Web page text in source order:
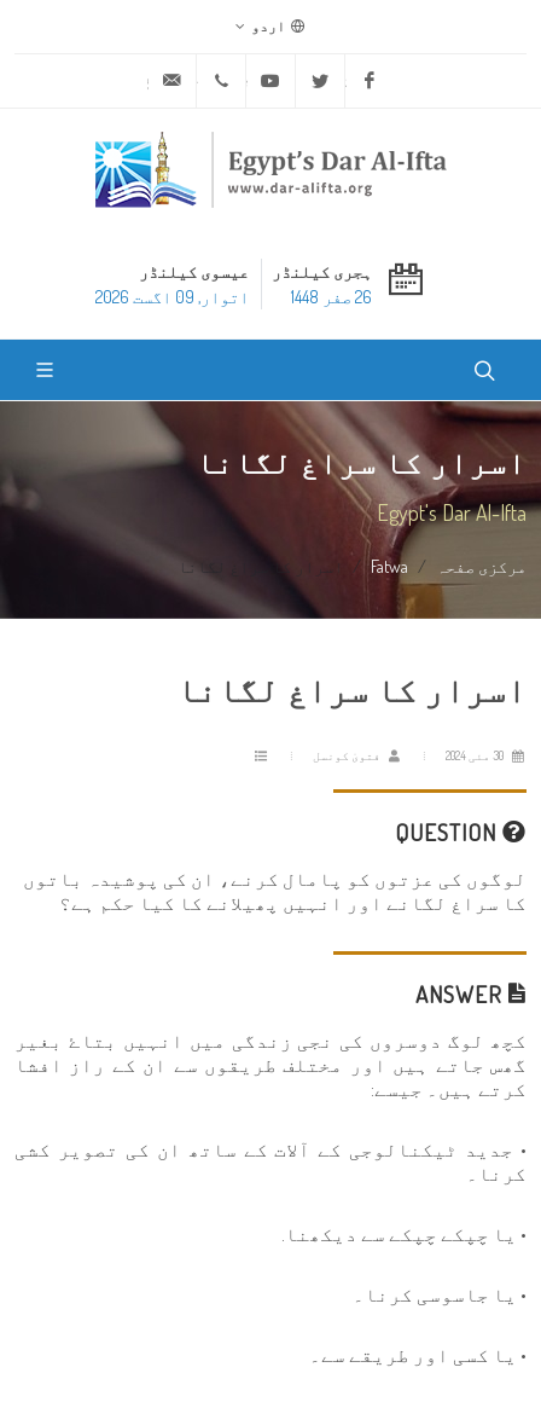
اردو
Facebook
Twitter
Youtube
ہجری کیلنڈر
26 صفر 1448
عیسوی کیلنڈر
اتوار, 09 اگست 2026
اسرار کا سراغ لگانا
Egypt's Dar Al-Ifta
مرکزی صفحہ Fatwa اسرار کا سراغ لگانا
اسرار کا سراغ لگانا
فتویٰ کونسل
لوگوں کی عزتوں کو پامال کرنے، ان کی پوشیدہ باتوں
کا سراغ لگانے اور انہیں پھیلانے کا کیا حکم ہے؟
کچھ لوگ دوسروں کی نجی زندگی میں انہیں بتاۓ بغیر
گھس جاتے ہیں اور مختلف طریقوں سے ان کے راز افشا
کرتے ہیں۔ جیسے:
• جدید ٹیکنالوجی کے آلات کے ساتھ ان کی تصویر کشی
کرنا۔
• یا چپکے چپکے سے دیکھنا.
• یا جاسوسی کرنا۔
• یا کسی اور طریقے سے۔